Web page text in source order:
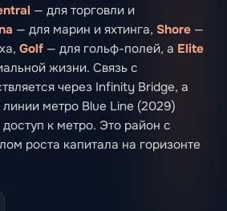
— для торговли и
— для марин и яхтинга, Shore —
Golf — для гольф-полей, а Elite
жизни. Связь с
через Infinity Bridge, а
метро Blue Line (2029)
к метро. Это район с
роста капитала на горизонте